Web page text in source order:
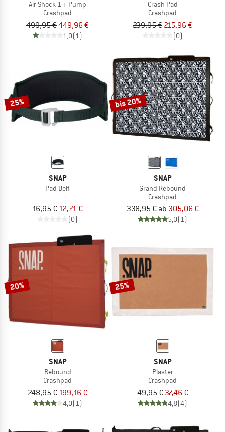
Air Shock 1 + Pump
Crashpad
499,95 €449,96 €
1,0(1)
Crash Pad
Crashpad
239,95 € 215,96 €
(0)
25%
SNAP
Pad Belt
16,95 € 12,71 €
(0)
bis 20%
SNAP
Grand Rebound
Crashpad
338,95 € ab 305,06 €
5,0(1)
20%
SNAP
Rebound
Crashpad
248,95 € 199,16 €
4,0(1)
25%
SNAP
Plaster
Crashpad
49,95 € 37,46 €
4,8(4)